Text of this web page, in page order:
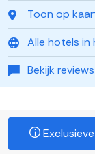
Toon op
Alle hotels in
Bekijk reviews